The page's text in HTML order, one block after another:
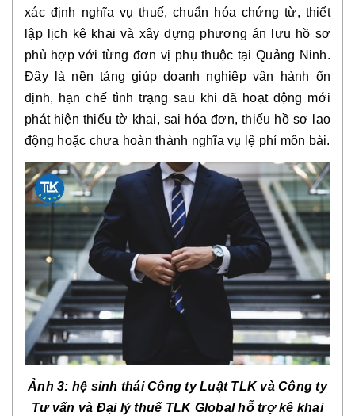
xác định nghĩa vụ thuế, chuẩn hóa chứng từ, thiết
lập lịch kê khai và xây dựng phương án lưu hồ sơ
phù hợp với từng đơn vị phụ thuộc tại Quảng Ninh.
Đây là nền tảng giúp doanh nghiệp vận hành ổn
định, hạn chế tình trạng sau khi đã hoạt động mới
phát hiện thiếu tờ khai, sai hóa đơn, thiếu hồ sơ lao
động hoặc chưa hoàn thành nghĩa vụ lệ phí môn bài.
Ảnh 3: hệ sinh thái Công ty Luật TLK và Công ty
Tư vấn và Đại lý thuế TLK Global hỗ trợ kê khai